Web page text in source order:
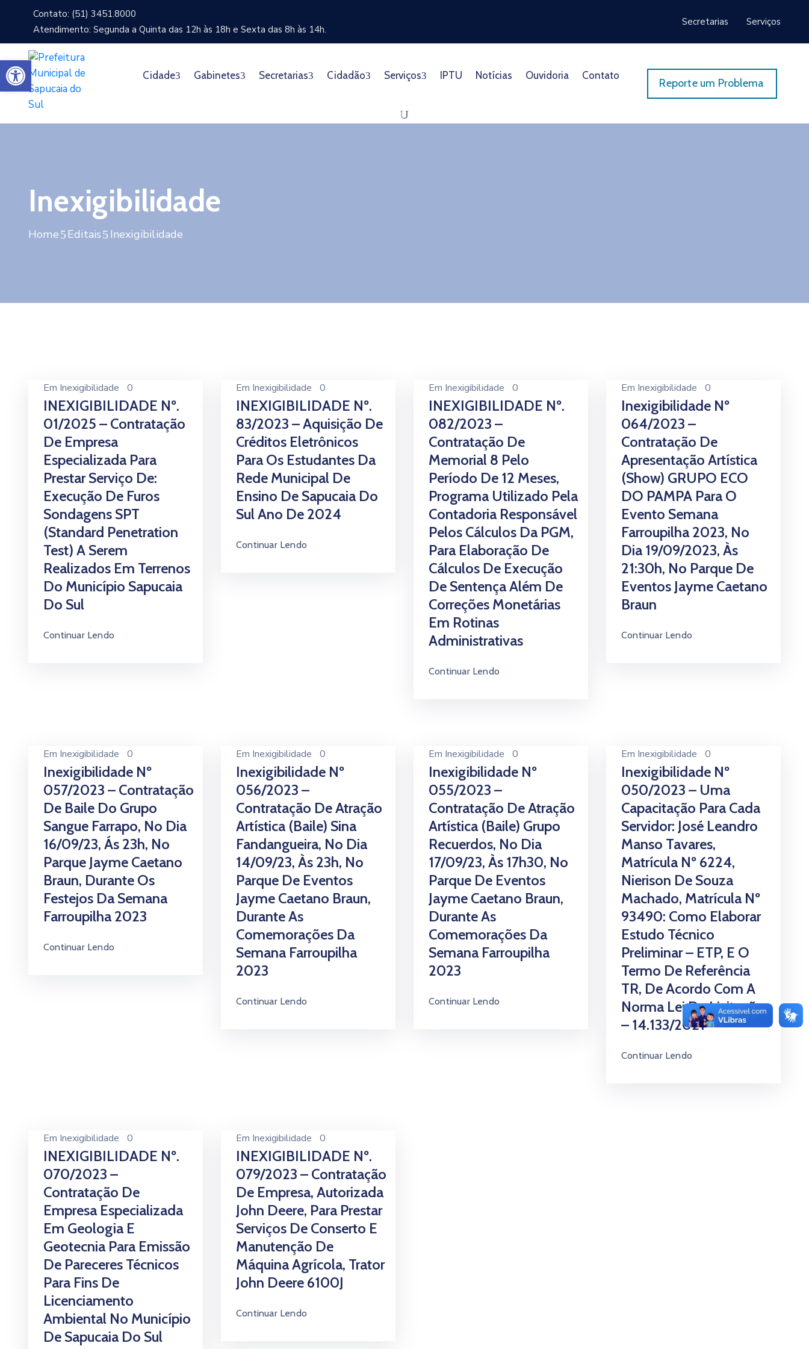
Contato: (51) 3451.8000
Atendimento: Segunda a Quinta das 12h às 18h e Sexta das 8h às 14h.
Secretarias Serviços
Cidade Gabinetes Secretarias Cidadão Serviços IPTU Notícias Ouvidoria Contato
Reporte um Problema
Inexigibilidade
Home Editais Inexigibilidade
Em Inexigibilidade 0
INEXIGIBILIDADE Nº.
01/2025 – Contratação
De Empresa
Especializada Para
Prestar Serviço De:
Execução De Furos
Sondagens SPT
(Standard Penetration
Test) A Serem
Realizados Em Terrenos
Do Município Sapucaia
Do Sul
Continuar Lendo
Em Inexigibilidade 0
INEXIGIBILIDADE Nº.
83/2023 – Aquisição De
Créditos Eletrônicos
Para Os Estudantes Da
Rede Municipal De
Ensino De Sapucaia Do
Sul Ano De 2024
Continuar Lendo
Em Inexigibilidade 0
INEXIGIBILIDADE Nº.
082/2023 –
Contratação De
Memorial 8 Pelo
Período De 12 Meses,
Programa Utilizado Pela
Contadoria Responsável
Pelos Cálculos Da PGM,
Para Elaboração De
Cálculos De Execução
De Sentença Além De
Correções Monetárias
Em Rotinas
Administrativas
Continuar Lendo
Em Inexigibilidade 0
Inexigibilidade Nº
064/2023 –
Contratação De
Apresentação Artística
(Show) GRUPO ECO
DO PAMPA Para O
Evento Semana
Farroupilha 2023, No
Dia 19/09/2023, Às
21:30h, No Parque De
Eventos Jayme Caetano
Braun
Continuar Lendo
Em Inexigibilidade 0
Inexigibilidade Nº
057/2023 – Contratação
De Baile Do Grupo
Sangue Farrapo, No Dia
16/09/23, Ás 23h, No
Parque Jayme Caetano
Braun, Durante Os
Festejos Da Semana
Farroupilha 2023
Continuar Lendo
Em Inexigibilidade 0
Inexigibilidade Nº
056/2023 –
Contratação De Atração
Artística (baile) Sina
Fandangueira, No Dia
14/09/23, Às 23h, No
Parque De Eventos
Jayme Caetano Braun,
Durante As
Comemorações Da
Semana Farroupilha
2023
Continuar Lendo
Em Inexigibilidade 0
Inexigibilidade Nº
055/2023 –
Contratação De Atração
Artística (baile) Grupo
Recuerdos, No Dia
17/09/23, Às 17h30, No
Parque De Eventos
Jayme Caetano Braun,
Durante As
Comemorações Da
Semana Farroupilha
2023
Continuar Lendo
Em Inexigibilidade 0
Inexigibilidade Nº
050/2023 – Uma
Capacitação Para Cada
Servidor: José Leandro
Manso Tavares,
Matrícula Nº 6224,
Nierison De Souza
Machado, Matrícula Nº
93490: Como Elaborar
Estudo Técnico
Preliminar – ETP, E O
Termo De Referência
TR, De Acordo Com A
Norma Lei De Licitações
– 14.133/2021
Continuar Lendo
Em Inexigibilidade 0
INEXIGIBILIDADE Nº.
070/2023 –
Contratação De
Empresa Especializada
Em Geologia E
Geotecnia Para Emissão
De Pareceres Técnicos
Para Fins De
Licenciamento
Ambiental No Município
De Sapucaia Do Sul
Em Inexigibilidade 0
INEXIGIBILIDADE Nº.
079/2023 – Contratação
De Empresa, Autorizada
John Deere, Para Prestar
Serviços De Conserto E
Manutenção De
Máquina Agrícola, Trator
John Deere 6100J
Continuar Lendo
Abrir a barra de ferramentas